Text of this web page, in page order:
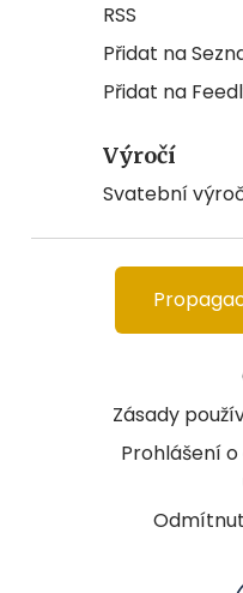
RSS
Přidat na
Přidat na
Výročí
Svatební
Zásady
Prohlášení